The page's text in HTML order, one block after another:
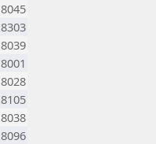
8045
8303
8039
8001
8028
8105
8038
8096